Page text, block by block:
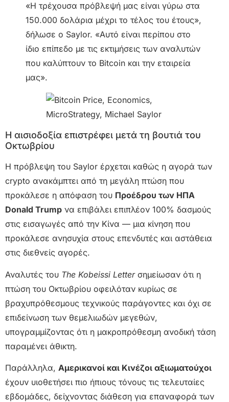
«Η τρέχουσα πρόβλεψή μας είναι γύρω στα
150.000 δολάρια μέχρι το τέλος του έτους»,
δήλωσε ο Saylor. «Αυτό είναι περίπου στο
ίδιο επίπεδο με τις εκτιμήσεις των αναλυτών
που καλύπτουν το Bitcoin και την εταιρεία
μας».
Η αισιοδοξία επιστρέφει μετά τη βουτιά του
Οκτωβρίου
Η πρόβλεψη του Saylor έρχεται καθώς η αγορά των
crypto ανακάμπτει από τη μεγάλη πτώση που
προκάλεσε η απόφαση του Προέδρου των ΗΠΑ
Donald Trump να επιβάλει επιπλέον 100% δασμούς
στις εισαγωγές από την Κίνα — μια κίνηση που
προκάλεσε ανησυχία στους επενδυτές και αστάθεια
στις διεθνείς αγορές.
Αναλυτές του The Kobeissi Letterσημείωσαν ότι η
πτώση του Οκτωβρίου οφειλόταν κυρίως σε
βραχυπρόθεσμους τεχνικούς παράγοντες και όχι σε
επιδείνωση των θεμελιωδών μεγεθών,
υπογραμμίζοντας ότι η μακροπρόθεσμη ανοδική τάση
παραμένει άθικτη.
Παράλληλα, Αμερικανοί και Κινέζοι αξιωματούχοι
έχουν υιοθετήσει πιο ήπιους τόνους τις τελευταίες
εβδομάδες, δείχνοντας διάθεση για επαναφορά των